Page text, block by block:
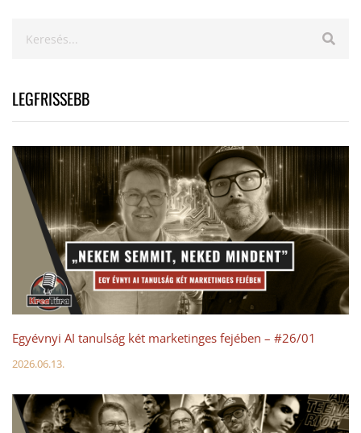
LEGFRISSEBB
Egyévnyi AI tanulság két marketinges fejében – #26/01
2026.06.13.